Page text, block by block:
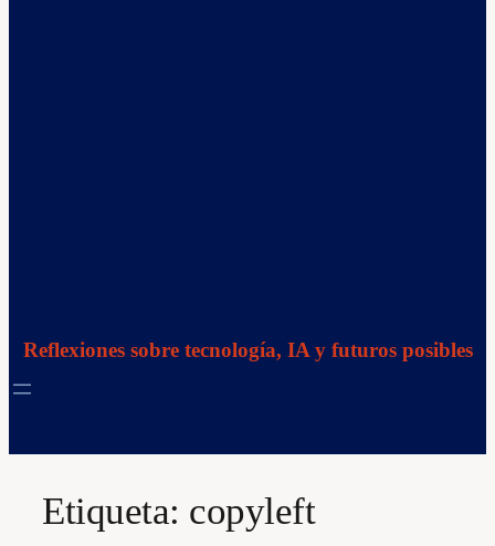
Reflexiones sobre tecnología, IA y futuros posibles
Etiqueta: copyleft